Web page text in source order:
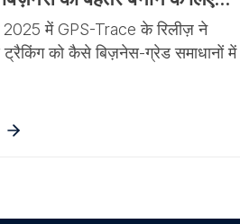
2025 में GPS-Trace के रिलीज़ ने
ट्रैकिंग को कैसे बिज़नेस-ग्रेड समाधानों में